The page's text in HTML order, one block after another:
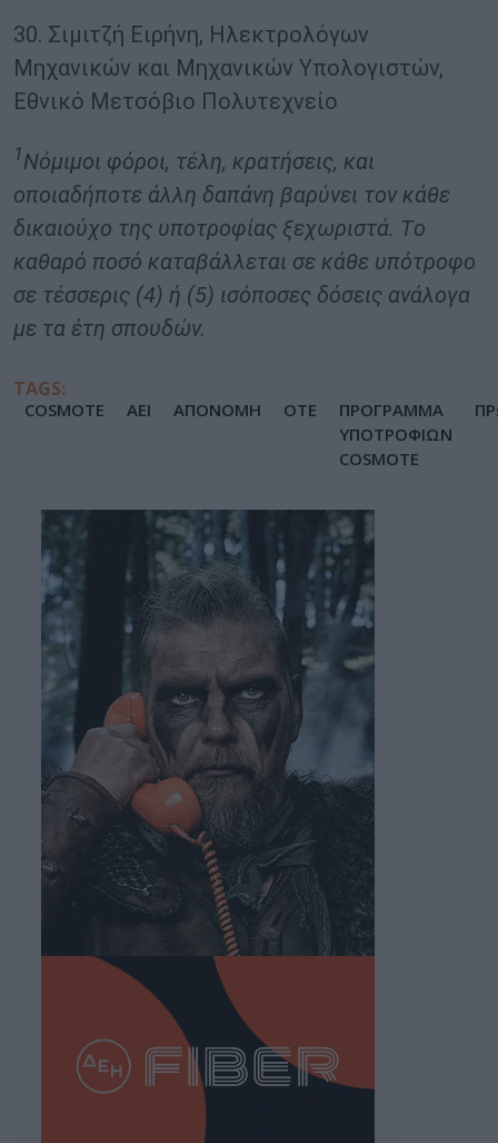
30. Σιμιτζή Ειρήνη, Ηλεκτρολόγων
Μηχανικών και Μηχανικών Υπολογιστών,
Εθνικό Μετσόβιο Πολυτεχνείο
1Νόμιμοι φόροι, τέλη, κρατήσεις, και
οποιαδήποτε άλλη δαπάνη βαρύνει τον κάθε
δικαιούχο της υποτροφίας ξεχωριστά. Tο
καθαρό ποσό καταβάλλεται σε κάθε υπότροφο
σε τέσσερις (4) ή (5) ισόποσες δόσεις ανάλογα
με τα έτη σπουδών.
TAGS:
COSMOTE ΑΕΙ ΑΠΟΝΟΜΗ ΟΤΕ
ΠΡΟΓΡΑΜΜΑ
ΥΠΟΤΡΟΦΙΩΝ
COSMOTE